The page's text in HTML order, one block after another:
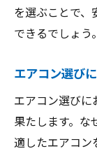
を選ぶことで、
できるでしょう。
エアコン選び
エアコン選びに
果たします。な
適したエアコン